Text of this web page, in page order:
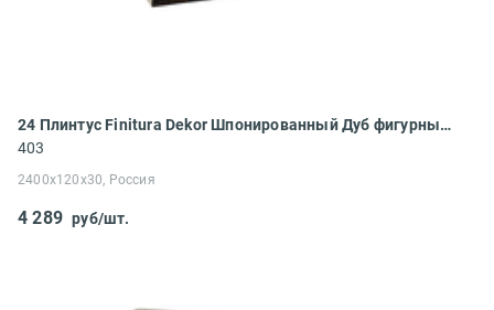
24 Плинтус Finitura Dekor Шпонированный Дуб фигурный 2400x120x30
403
2400x120x30, Россия
4 289 руб/шт.